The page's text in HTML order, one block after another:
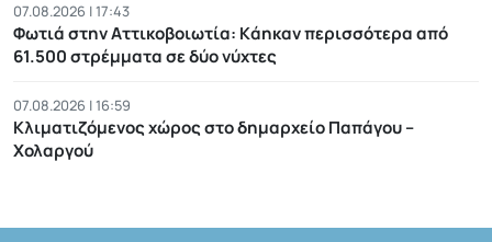
07.08.2026 | 17:43
Φωτιά στην Αττικοβοιωτία: Kάηκαν περισσότερα από
61.500 στρέμματα σε δύο νύχτες
07.08.2026 | 16:59
Κλιματιζόμενος χώρος στο δημαρχείο Παπάγου –
Χολαργού